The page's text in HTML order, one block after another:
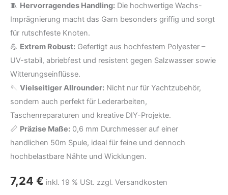
🧵 Hervorragendes Handling: Die hochwertige Wachs-
Imprägnierung macht das Garn besonders griffig und sorgt
für rutschfeste Knoten.
💪 Extrem Robust: Gefertigt aus hochfestem Polyester –
UV-stabil, abriebfest und resistent gegen Salzwasser sowie
Witterungseinflüsse.
🪡 Vielseitiger Allrounder: Nicht nur für Yachtzubehör,
sondern auch perfekt für Lederarbeiten,
Taschenreparaturen und kreative DIY-Projekte.
📏 Präzise Maße: 0,6 mm Durchmesser auf einer
handlichen 50m Spule, ideal für feine und dennoch
hochbelastbare Nähte und Wicklungen.
7,24 € inkl. 19 % USt. zzgl. Versandkosten